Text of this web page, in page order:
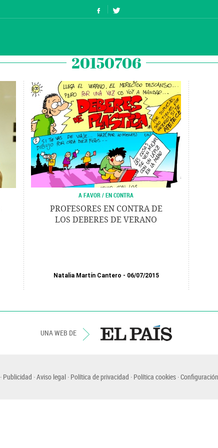
20150706
A FAVOR / EN CONTRA
PROFESORES EN CONTRA DE
LOS DEBERES DE VERANO
Natalia Martín Cantero 06/07/2015
UNA WEB DE
Publicidad Aviso legal Política de privacidad Política cookies